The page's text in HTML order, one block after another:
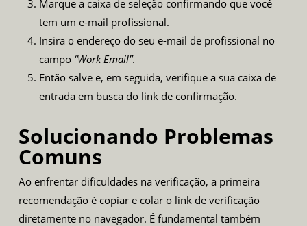
Marque a caixa de seleção confirmando que você
tem um e-mail profissional.
Insira o endereço do seu e-mail de profissional no
campo “Work Email”.
Então salve e, em seguida, verifique a sua caixa de
entrada em busca do link de confirmação.
Solucionando Problemas
Comuns
Ao enfrentar dificuldades na verificação, a primeira
recomendação é copiar e colar o link de verificação
diretamente no navegador. É fundamental também